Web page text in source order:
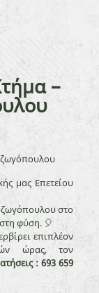
–
μας Επετείου
στο
φύση. 🎈
επιπλέον
ώρας, τον
: 693 659